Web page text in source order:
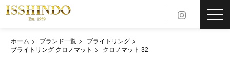
ホーム ブランド一覧
ブライトリング
ブライトリング クロノマット
クロノマット 32